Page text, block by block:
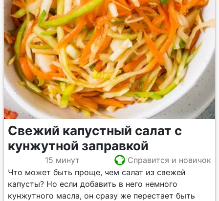
Свежий капустный салат с
кунжутной заправкой
15 минут
Справится и новичок
Что может быть проще, чем салат из свежей
капусты? Но если добавить в него немного
кунжутного масла, он сразу же перестает быть